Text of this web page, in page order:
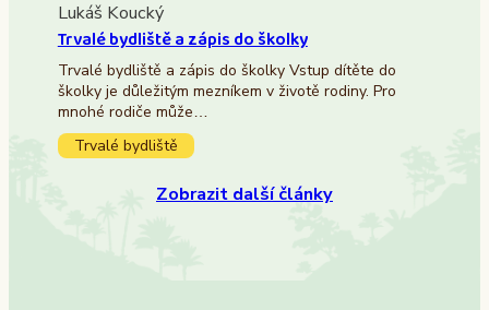
Lukáš Koucký
Trvalé bydliště a zápis do školky
Trvalé bydliště a zápis do školky Vstup dítěte do
školky je důležitým mezníkem v životě rodiny. Pro
mnohé rodiče může…
Trvalé bydliště
Zobrazit další články